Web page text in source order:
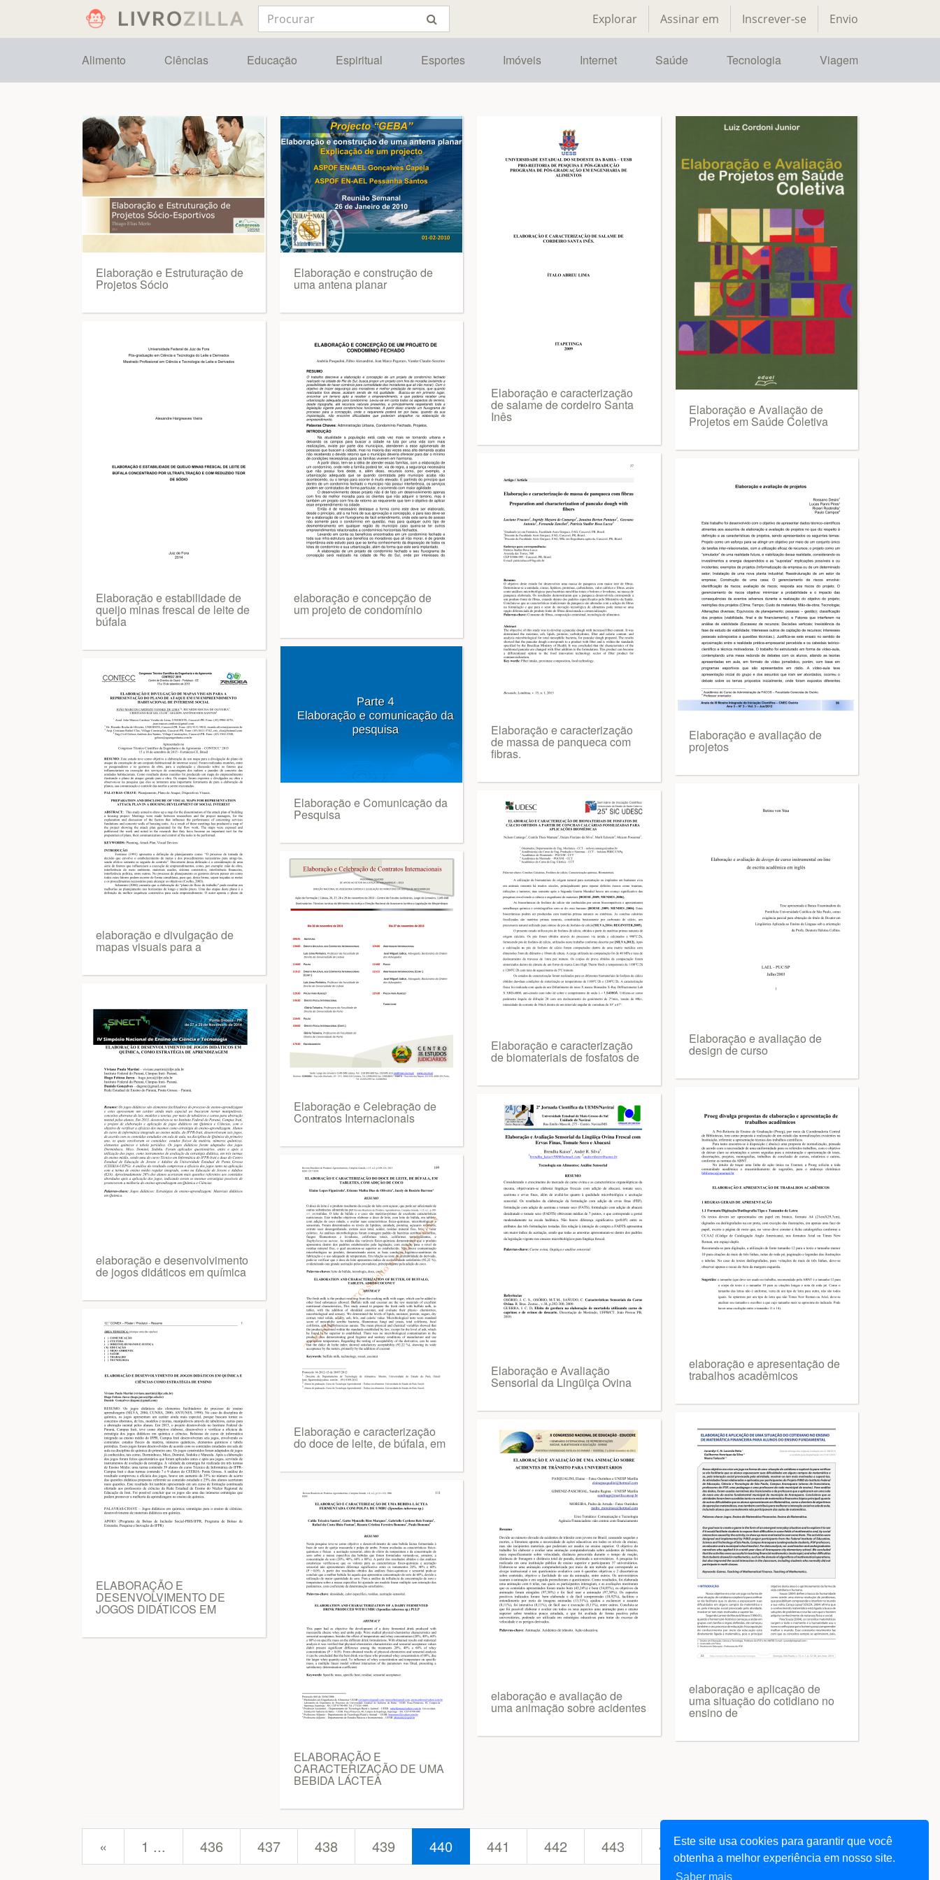
Este site usa cookies para garantir que você
obtenha a melhor experiência em nosso site.
Saber mais
Explorar Assinar em Inscrever-se Envio
Alimento Ciências Educação Espiritual Esportes Imóveis Internet Saúde Tecnologia Viagem
Elaboração e Estruturação de
Projetos Sócio
Elaboração e estabilidade de
queijo minas frescal de leite de
búfala
elaboração e divulgação de
mapas visuais para a
elaboração e desenvolvimento
de jogos didáticos em química
ELABORAÇÃO E
DESENVOLVIMENTO DE
JOGOS DIDÁTICOS EM
Elaboração e construção de
uma antena planar
elaboração e concepção de
um projeto de condomínio
Elaboração e Comunicação da
Pesquisa
Elaboração e Celebração de
Contratos Internacionais
Elaboração e caracterização
do doce de leite, de búfala, em
ELABORAÇÃO E
CARACTERIZAÇÃO DE UMA
BEBIDA LÁCTEA
Elaboração e caracterização
de salame de cordeiro Santa
Inês
Elaboração e caracterização
de massa de panqueca com
fibras.
Elaboração e caracterização
de biomateriais de fosfatos de
Elaboração e Avaliação
Sensorial da Lingüiça Ovina
elaboração e avaliação de
uma animação sobre acidentes
Elaboração e Avaliação de
Projetos em Saúde Coletiva
Elaboração e avaliação de
projetos
Elaboração e avaliação de
design de curso
elaboração e apresentação de
trabalhos acadêmicos
elaboração e aplicação de
uma situação do cotidiano no
ensino de
« 1 ... 436 437 438 439 440 441 442 443 444 ... 61963 »next